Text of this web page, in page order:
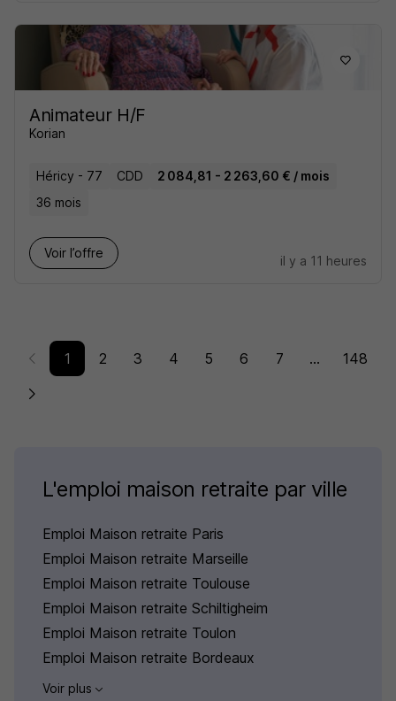
Animateur H/F
Korian
Héricy - 77 CDD
2 084,81 - 2 263,60 € / mois
36 mois
Voir l’offre
il y a 11 heures
1 2 3 4 5 6 7 ... 148
L'emploi maison retraite par ville
Emploi Maison retraite Paris
Emploi Maison retraite Marseille
Emploi Maison retraite Toulouse
Emploi Maison retraite Schiltigheim
Emploi Maison retraite Toulon
Emploi Maison retraite Bordeaux
Voir plus